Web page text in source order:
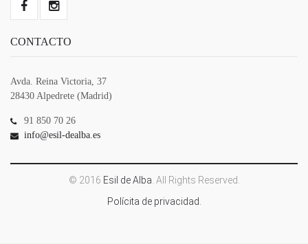
CONTACTO
Avda. Reina Victoria, 37
28430 Alpedrete (Madrid)
91 850 70 26
info@esil-dealba.es
© 2016 Esil de Alba . All Rights Reserved.
Polícita de privacidad.